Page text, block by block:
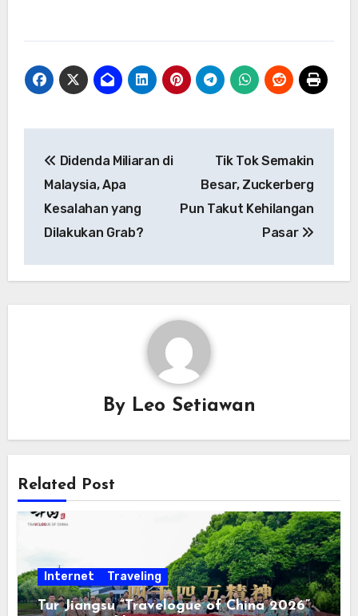
pos
Didenda Miliaran di
Malaysia, Apa
Kesalahan yang
Dilakukan Grab?
Tik Tok Semakin
Besar, Zuckerberg
Pun Takut Kehilangan
Pasar
By Leo Setiawan
Related Post
Internet Traveling
Tur Jiangsu “Travelogue of China 2026”